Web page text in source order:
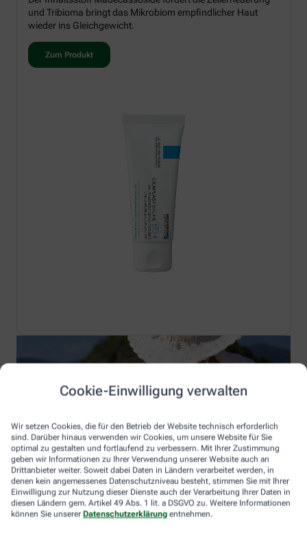
Cookie-Einwilligung verwalten
Wir setzen Cookies, die für den Betrieb der Website technisch erforderlich
sind. Darüber hinaus verwenden wir Cookies, um unsere Website für Sie
optimal zu gestalten und fortlaufend zu verbessern. Mit Ihrer Zustimmung
geben wir Informationen zu Ihrer Verwendung unserer Website auch an
Drittanbieter weiter. Soweit dabei Daten in Ländern verarbeitet werden, in
denen kein angemessenes Datenschutzniveau besteht, stimmen Sie mit Ihrer
Einwilligung zur Nutzung dieser Dienste auch der Verarbeitung Ihrer Daten in
diesen Ländern gem. Artikel 49 Abs. 1 lit. a DSGVO zu. Weitere Informationen
können Sie unserer Datenschutzerklärung entnehmen.
und Tribioma bringt das Mikrobiom empfindlicher Haut
wieder ins Gleichgewicht.
Zum Produkt